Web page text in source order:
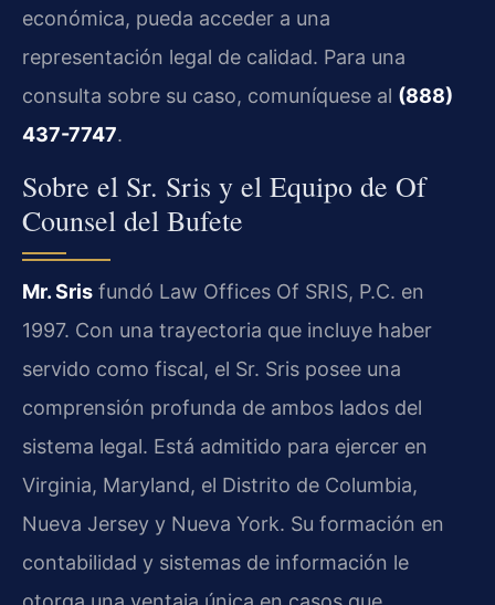
económica, pueda acceder a una
representación legal de calidad. Para una
consulta sobre su caso, comuníquese al (888)
437-7747.
Sobre el Sr. Sris y el Equipo de Of
Counsel del Bufete
Mr. Sris fundó Law Offices Of SRIS, P.C. en
1997. Con una trayectoria que incluye haber
servido como fiscal, el Sr. Sris posee una
comprensión profunda de ambos lados del
sistema legal. Está admitido para ejercer en
Virginia, Maryland, el Distrito de Columbia,
Nueva Jersey y Nueva York. Su formación en
contabilidad y sistemas de información le